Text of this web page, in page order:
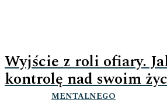
MENTALNEGO
Wyjście z roli ofiary.
kontrolę nad swoim